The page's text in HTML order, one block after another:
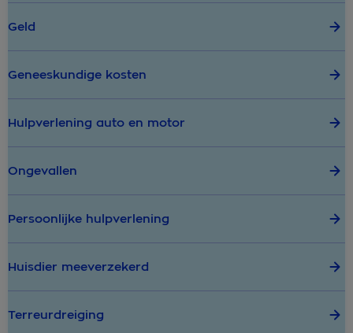
Geld
Geneeskundige kosten
Hulpverlening auto en motor
Ongevallen
Persoonlijke hulpverlening
Huisdier meeverzekerd
Terreurdreiging